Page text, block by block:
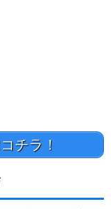
チラ！